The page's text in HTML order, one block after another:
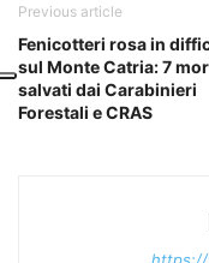
Previous article
Fenicotteri rosa in
sul Monte Catria: 7
salvati dai Carabinieri
Forestali e CRAS